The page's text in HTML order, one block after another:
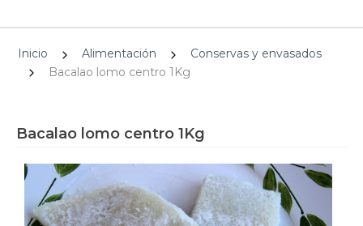
Inicio Alimentación
Conservas y envasados
Bacalao lomo centro 1Kg
Bacalao lomo centro 1Kg